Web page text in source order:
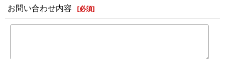
お問い合わせ内容 [必須]